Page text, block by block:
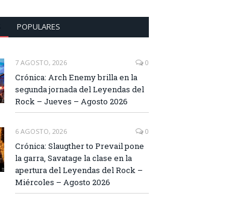
POPULARES
7 AGOSTO, 2026 0
Crónica: Arch Enemy brilla en la
segunda jornada del Leyendas del
Rock – Jueves – Agosto 2026
6 AGOSTO, 2026 0
Crónica: Slaugther to Prevail pone
la garra, Savatage la clase en la
apertura del Leyendas del Rock –
Miércoles – Agosto 2026